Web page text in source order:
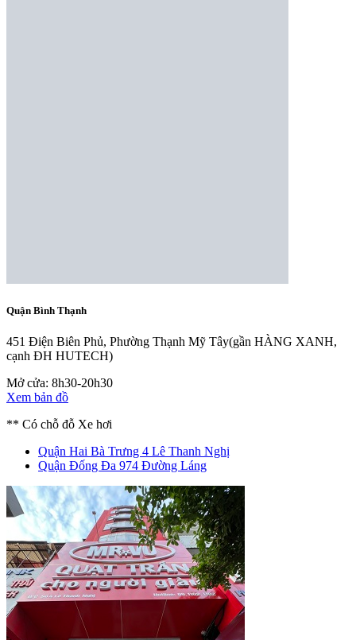
Quận Bình Thạnh
451 Điện Biên Phủ, Phường Thạnh Mỹ Tây(gần HÀNG XANH,
cạnh ĐH HUTECH)
Mở cửa: 8h30-20h30
Xem bản đồ
** Có chỗ đỗ Xe hơi
Quận Hai Bà Trưng 4 Lê Thanh Nghị
Quận Đống Đa 974 Đường Láng